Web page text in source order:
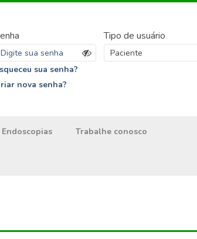
sua senha?
nova senha?
Tipo de usuário
Endoscopias Trabalhe conosco